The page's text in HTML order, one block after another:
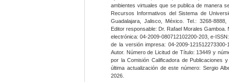
ambientes virtuales que se publica de manera
Recursos Informativos del Sistema de
Guadalajara, Jalisco, México. Tel.: 3268-
Editor responsable: Dr. Rafael Morales
electrónica: 04-2009-080712102200-203, e-
de la versión impresa: 04-2009-
Autor. Número de Licitud de Título: 13449 y
por la Comisión Calificadora de Publicaciones
última actualización de este número: Sergio
2026.